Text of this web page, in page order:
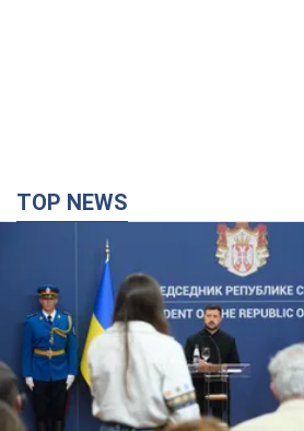
TOP NEWS